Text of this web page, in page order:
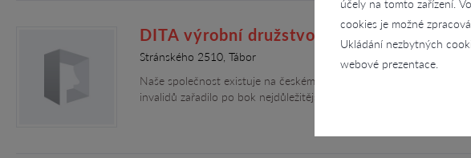
účely na tomto zařízení.
cookies je možné
Ukládání nezbytných
webové prezentace.
DITA výrobní družstvo invalidů
Stránského 2510, Tábor
Naše společnost existuje na českém trhu už 60 let, byla založena
invalidů zařadilo po bok nejdůležitějších českých firem s